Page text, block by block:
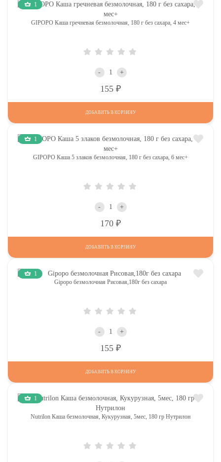
1
GIPOPO Каша гречневая безмолочная, 180 г без сахара, 4 мес+
- +
155
ДОБАВИТЬ В КОРЗИНУ
1
GIPOPO Каша 5 злаков безмолочная, 180 г без сахара, 6 мес+
- +
170
ДОБАВИТЬ В КОРЗИНУ
1
Gipopo безмолочная Рисовая,180г без сахара
- +
155
ДОБАВИТЬ В КОРЗИНУ
1
Nutrilon Каша безмолочная, Кукурузная, 5мес, 180 гр Нутрилон